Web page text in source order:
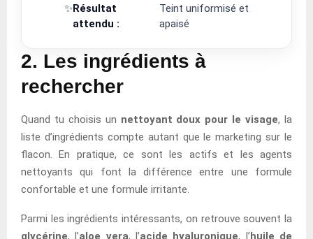
✨Résultat
attendu :
Teint uniformisé et
apaisé
2. Les ingrédients à
rechercher
Quand tu choisis un nettoyant doux pour le visage, la
liste d’ingrédients compte autant que le marketing sur le
flacon. En pratique, ce sont les actifs et les agents
nettoyants qui font la différence entre une formule
confortable et une formule irritante.
Parmi les ingrédients intéressants, on retrouve souvent la
glycérine, l’aloe vera, l’acide hyaluronique, l’huile de